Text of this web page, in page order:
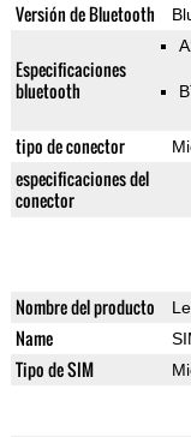
Versión de Bluetooth
Especificaciones
bluetooth
tipo de conector
especificaciones del
conector
Nombre del producto
Name
Tipo de SIM